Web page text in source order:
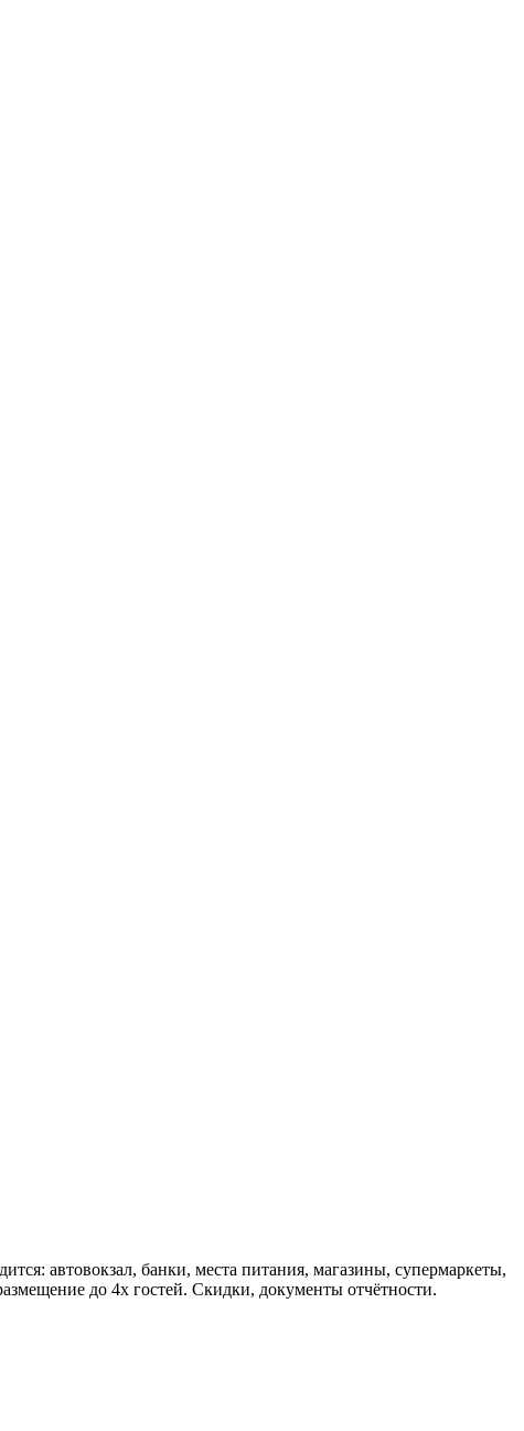
автовокзал, банки, места питания, магазины, супермаркеты,
до 4х гостей. Скидки, документы отчётности.